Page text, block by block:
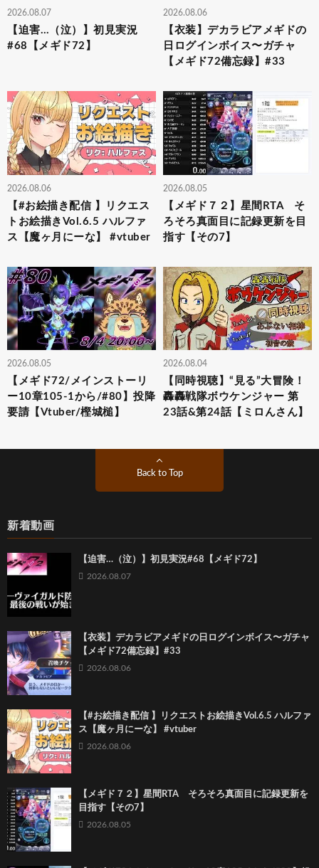
2026.08.07
【迫害…（泣）】初見実況
#68【メギド72】
2026.08.06
【衣装】デカラビアメギドの
日ログインボイス〜ガチャ
【メギド72備忘録】#33
2026.08.06
【#お絵描き配信 】リクエス
トお絵描きVol.6.5 ハルファ
ス【魔ヶ月にーな】 #vtuber
2026.08.05
【メギド７２】星間RTA そ
ろそろ真面目に記録更新を目
指す【その7】
2026.08.05
【メギド72/メインストーリ
ー10章105-1から/#80】投降
要請【Vtuber/樫城槌】
2026.08.04
【同時視聴】“見る”大冒険！
轟轟戦隊ボウケンジャー 第
23話&第24話【ミロんさん】
Back to Top
新着動画
【迫害…（泣）】初見実況#68【メギド72】
2026.08.07
【衣装】デカラビアメギドの日ログインボイス〜ガチャ
【メギド72備忘録】#33
2026.08.06
【#お絵描き配信 】リクエストお絵描きVol.6.5 ハルファ
ス【魔ヶ月にーな】 #vtuber
2026.08.06
【メギド７２】星間RTA そろそろ真面目に記録更新を
目指す【その7】
2026.08.05